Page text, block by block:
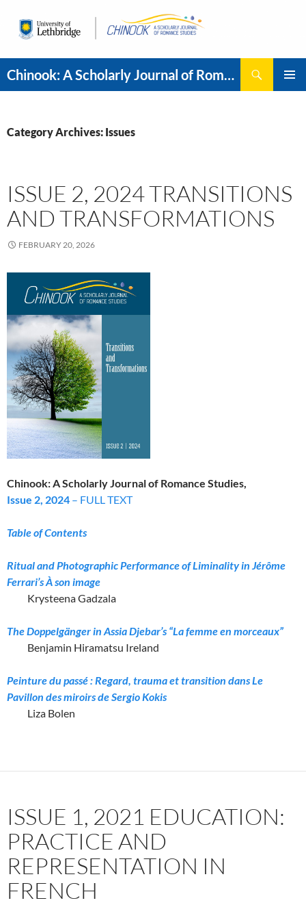
Chinook: A Scholarly Journal of Romance Studies
Category Archives: Issues
ISSUE 2, 2024 TRANSITIONS
AND TRANSFORMATIONS
FEBRUARY 20, 2026
Chinook: A Scholarly Journal of Romance Studies,
Issue 2, 2024 – FULL TEXT
Table of Contents
Ritual and Photographic Performance of Liminality in Jérôme
Ferrari’s À son image
Krysteena Gadzala
The Doppelgänger in Assia Djebar’s “La femme en morceaux”
Benjamin Hiramatsu Ireland
Peinture du passé : Regard, trauma et transition dans Le
Pavillon des miroirs de Sergio Kokis
Liza Bolen
ISSUE 1, 2021 EDUCATION:
PRACTICE AND
REPRESENTATION IN
FRENCH